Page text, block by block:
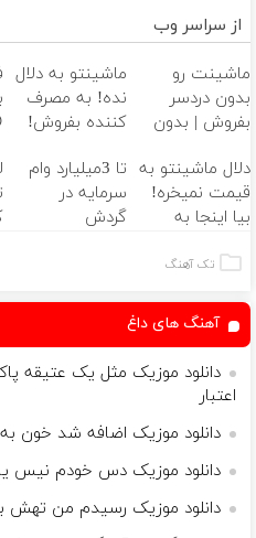
از سراسر وب
ماشینت رو
بدون دردسر
بفروش | بدون
ماشینتو به دلال
نده! به مصرف
کننده بفروش!
یک تماس دلال ماشینتو به
قیمت نمیخره!
بیا اینجا به
بفروش*فقط
تا 3میلیارد وام
سرمایه در
گردش
تک آهنگ
آهنگ های داغ
دانلود موزیک مثل یک عتیقه
اعتبار
دانلود موزیک اضافه شد خون
دانلود موزیک دس خودم نیس
دانلود موزیک رسیدم من تهش